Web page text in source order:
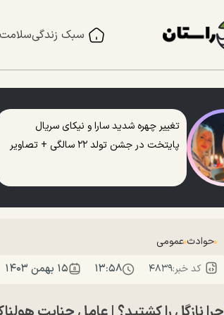
سبک زندگیسلامت
تغییر چهره شدید سارا و نیکای سریال
پایتخت در جشن تولد ۲۲ سالگی + تصاویر
حوادث عمومی
کد خبر:۴۸۳۹ ۱۳:۵۸ ۱۵ بهمن ۱۴۰۳